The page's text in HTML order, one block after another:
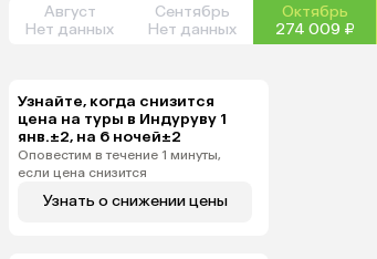
Август
Нет данных
Сентябрь
Нет данных
Октябрь
274 009 ₽
Узнайте, когда снизится
цена на туры в Индуруву 1
янв.±2, на 6 ночей±2
Оповестим в течение 1 минуты,
если цена снизится
Узнать о снижении цены